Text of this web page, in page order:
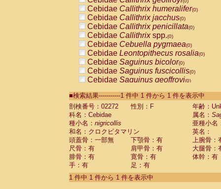
Cebidae Callithrix humeralifer(0)
Cebidae Callithrix jacchus(0)
Cebidae Callithrix penicillata(0)
Cebidae Callithrixspp.(0)
Cebidae Cebuella pygmaea(0)
Cebidae Leontopithecus rosalia(0)
Cebidae Saguinus bicolor(0)
Cebidae Saguinus fuscicollis(0)
Cebidae Saguinus geoffroyi(0)
CebidaeSaguinus labiatus(0)
Cebidae Saguinus leucopus (0)
Cebidae
CebidaeSaguinus mystax
CebidaeSaguinus nigricollis (1)
Cebidae Saguinus oedipus
Cebidae Saguinus weddelli
Cebidae Saguinusspp.
Cebidae Aotus trivirgatus
Cebidae Cebus albifrons
■検索結果-----------1 件中 1 件から 1 件を表示中
剖検番号：02272
性別：F
年齢：
科名：Cebidae
属名：
種小名： nigricollis
亜種小名
和名：クロクビタマリン
英名：
頭蓋骨：一部無
下顎骨：有
上腕骨：
尺骨：有
肩甲骨：有
大腿骨：
腓骨：有
寛骨：有
体幹：有
手：有
足：有
1 件中 1 件から 1 件を表示中